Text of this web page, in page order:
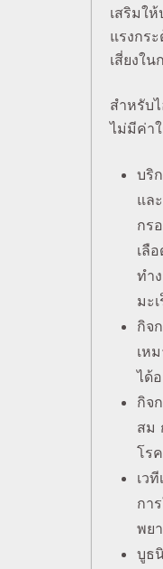
เสริมใ
แรงกร
เสี่ยงใ
สำหรับ
ไม่มีค่า
บริ
แล
กร
เลื
ทำ
มะ
กิจ
เห
ได้
กิจ
สม
โร
เว
กา
พย
บูธ